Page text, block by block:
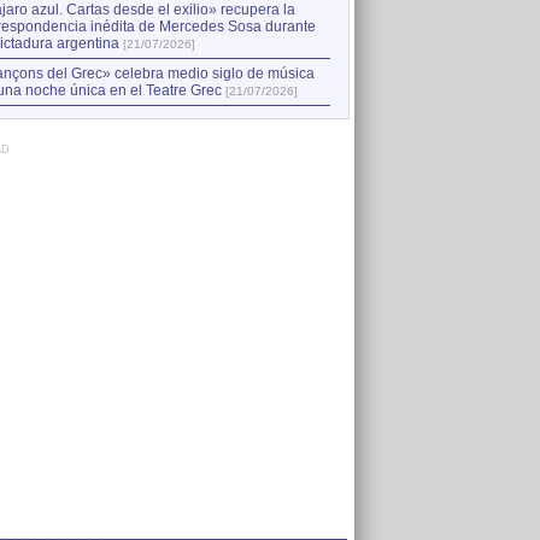
azul. Cartas desde el exilio» recupera la
inédita de Mercedes Sosa durante
argentina [21/07/2026]
del Grec» celebra medio siglo de música
noche única en el Teatre Grec [21/07/2026]